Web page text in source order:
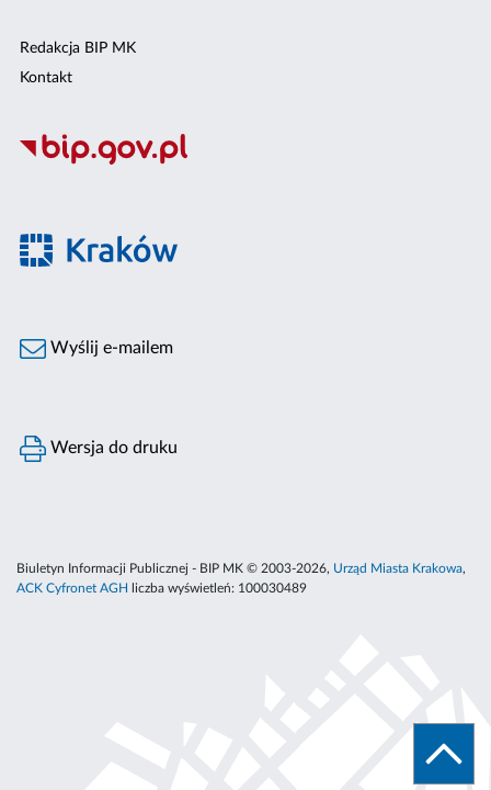
Redakcja BIP MK
Kontakt
Wyślij e-mailem
Wersja do druku
Biuletyn Informacji Publicznej - BIP MK © 2003-2026, Urząd Miasta Krakowa,
ACK Cyfronet AGH
liczba wyświetleń: 100030489